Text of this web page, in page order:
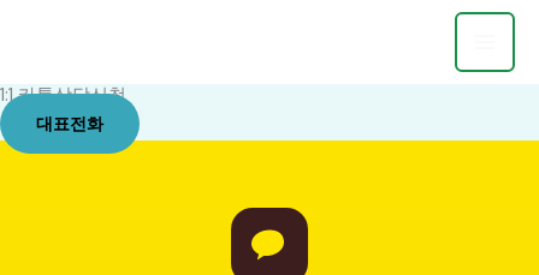
로
건
1:1 카톡상담신청
대표전화